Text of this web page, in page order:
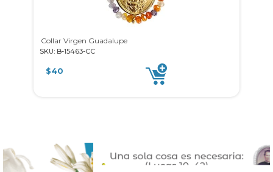
Collar Virgen Guadalupe
SKU: B-15463-CC
$40